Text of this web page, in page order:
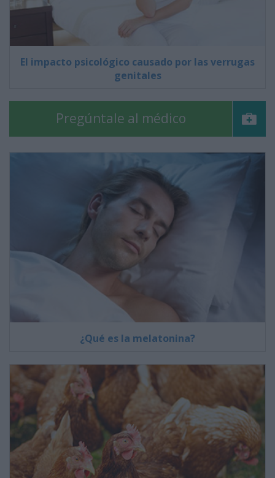
El impacto psicológico causado por las verrugas
genitales
Pregúntale al médico
¿Qué es la melatonina?